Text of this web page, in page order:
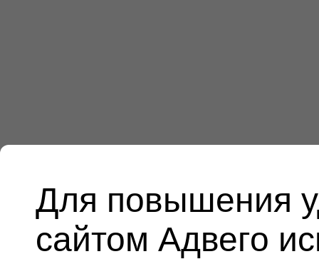
Для повышения
сайтом Адвего